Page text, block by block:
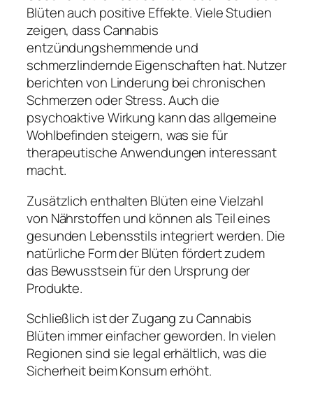
Blüten auch positive Effekte. Viele Studien
zeigen, dass Cannabis
entzündungshemmende und
schmerzlindernde Eigenschaften hat. Nutzer
berichten von Linderung bei chronischen
Schmerzen oder Stress. Auch die
psychoaktive Wirkung kann das allgemeine
Wohlbefinden steigern, was sie für
therapeutische Anwendungen interessant
macht.
Zusätzlich enthalten Blüten eine Vielzahl
von Nährstoffen und können als Teil eines
gesunden Lebensstils integriert werden. Die
natürliche Form der Blüten fördert zudem
das Bewusstsein für den Ursprung der
Produkte.
Schließlich ist der Zugang zu Cannabis
Blüten immer einfacher geworden. In vielen
Regionen sind sie legal erhältlich, was die
Sicherheit beim Konsum erhöht.